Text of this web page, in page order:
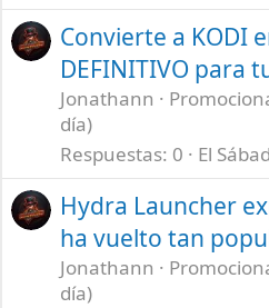
Convierte a KODI
DEFINITIVO para
Jonathann
día)
Respuestas 0 El
Hydra Launcher
ha vuelto tan
Jonathann
día)